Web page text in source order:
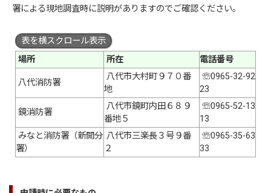
署による現地調査時に説明がありますのでご確認ください。
表を横スクロール表示
場所
所在 電話番号
八代消防署
八代市大村町９７０番
地
☏0965-32-92
23
鏡消防署
八代市鏡町内田６８９
番地５
☏0965-52-13
13
みなと消防署（新開分
署）
八代市三楽長３号９番
２
☏0965-35-63
33